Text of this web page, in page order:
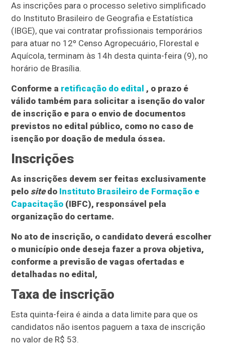
As inscrições para o processo seletivo simplificado
do Instituto Brasileiro de Geografia e Estatística
(IBGE), que vai contratar profissionais temporários
para atuar no 12º Censo Agropecuário, Florestal e
Aquícola, terminam às 14h desta quinta-feira (9), no
horário de Brasília.
Conforme a retificação do edital , o prazo é
válido também para solicitar a isenção do valor
de inscrição e para o envio de documentos
previstos no edital público, como no caso de
isenção por doação de medula óssea.
Inscrições
As inscrições devem ser feitas exclusivamente
pelo sitedo Instituto Brasileiro de Formação e
Capacitação (IBFC), responsável pela
organização do certame.
No ato de inscrição, o candidato deverá escolher
o município onde deseja fazer a prova objetiva,
conforme a previsão de vagas ofertadas e
detalhadas no edital,
Taxa de inscrição
Esta quinta-feira é ainda a data limite para que os
candidatos não isentos paguem a taxa de inscrição
no valor de R$ 53.